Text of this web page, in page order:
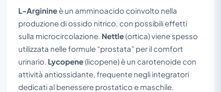
L-Arginineè un amminoacido coinvolto nella
produzione di ossido nitrico, con possibili effetti
sulla microcircolazione. Nettle(ortica) viene spesso
utilizzata nelle formule “prostata” per il comfort
urinario. Lycopene(licopene) è un carotenoide con
attività antiossidante, frequente negli integratori
dedicati al benessere prostatico e maschile.